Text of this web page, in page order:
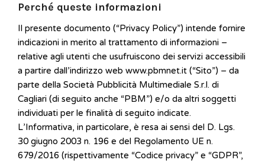
Perché queste informazioni
Il presente documento (“Privacy Policy”) intende fornire
indicazioni in merito al trattamento di informazioni –
relative agli utenti che usufruiscono dei servizi accessibili
a partire dall’indirizzo web www.pbmnet.it (“Sito”) – da
parte della Società Pubblicità Multimediale S.r.l. di
Cagliari (di seguito anche “PBM”) e/o da altri soggetti
individuati per le finalità di seguito indicate.
L’Informativa, in particolare, è resa ai sensi del D. Lgs.
30 giugno 2003 n. 196 e del Regolamento UE n.
679/2016 (rispettivamente “Codice privacy” e “GDPR”,